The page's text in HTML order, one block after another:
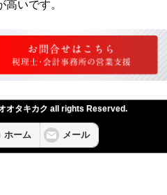
いです。
オタキカク all rights Reserved.
ホーム メール